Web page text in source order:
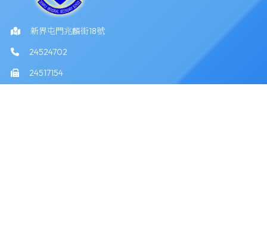
新界屯門兆麟街18號
24524702
24517154